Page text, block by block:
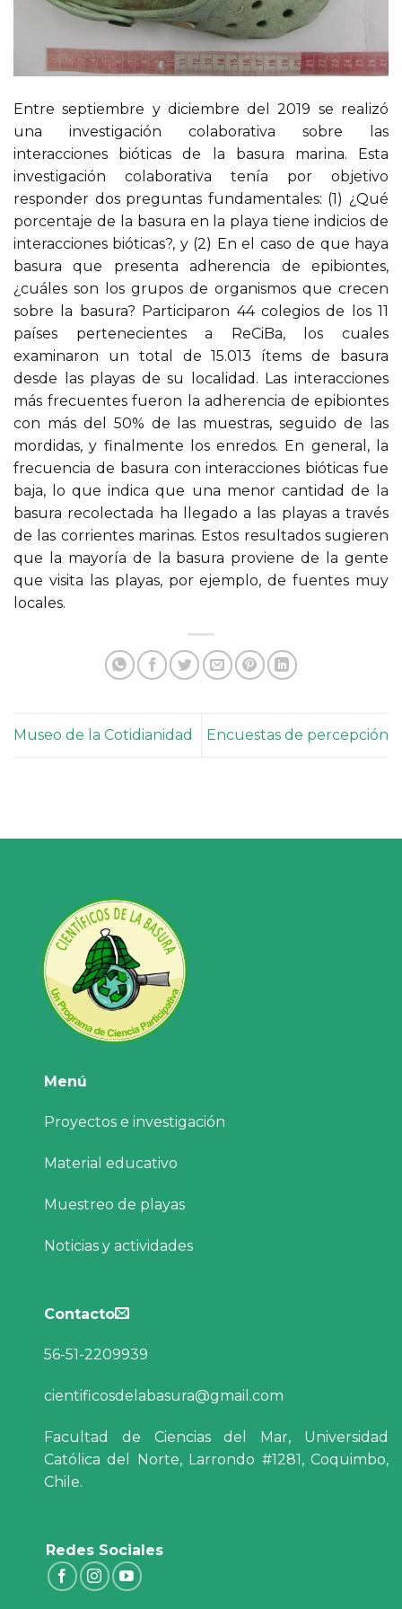
Entre septiembre y diciembre del 2019 se realizó
una investigación colaborativa sobre las
interacciones bióticas de la basura marina. Esta
investigación colaborativa tenía por objetivo
responder dos preguntas fundamentales: (1) ¿Qué
porcentaje de la basura en la playa tiene indicios de
interacciones bióticas?, y (2) En el caso de que haya
basura que presenta adherencia de epibiontes,
¿cuáles son los grupos de organismos que crecen
sobre la basura? Participaron 44 colegios de los 11
países pertenecientes a ReCiBa, los cuales
examinaron un total de 15.013 ítems de basura
desde las playas de su localidad. Las interacciones
más frecuentes fueron la adherencia de epibiontes
con más del 50% de las muestras, seguido de las
mordidas, y finalmente los enredos. En general, la
frecuencia de basura con interacciones bióticas fue
baja, lo que indica que una menor cantidad de la
basura recolectada ha llegado a las playas a través
de las corrientes marinas. Estos resultados sugieren
que la mayoría de la basura proviene de la gente
que visita las playas, por ejemplo, de fuentes muy
locales.
Museo de la Cotidianidad Encuestas de percepción
Menú
Proyectos e investigación
Material educativo
Muestreo de playas
Noticias y actividades
Contacto
56-51-2209939
cientificosdelabasura@gmail.com
Facultad de Ciencias del Mar, Universidad
Católica del Norte, Larrondo #1281, Coquimbo,
Chile.
Redes Sociales